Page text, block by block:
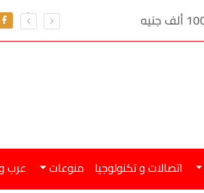
اتصالات و تكنولوجيا منوعات عرب